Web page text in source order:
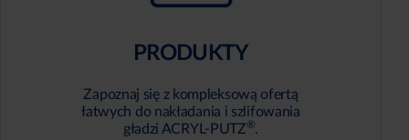
PRODUKTY
Zapoznaj się z kompleksową ofertą
łatwych do nakładania i szlifowania
gładzi ACRYL-PUTZ®.